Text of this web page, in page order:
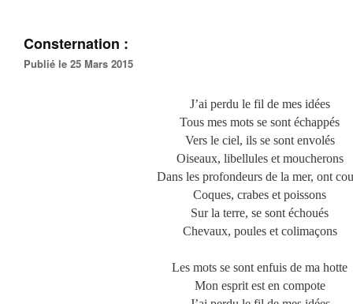
Consternation :
Publié le 25 Mars 2015
J’ai perdu le fil de mes idées
Tous mes mots se sont échappés
Vers le ciel, ils se sont envolés
Oiseaux, libellules et moucherons
Dans les profondeurs de la mer, ont
Coques, crabes et poissons
Sur la terre, se sont échoués
Chevaux, poules et colimaçons
Les mots se sont enfuis de ma hotte
Mon esprit est en compote